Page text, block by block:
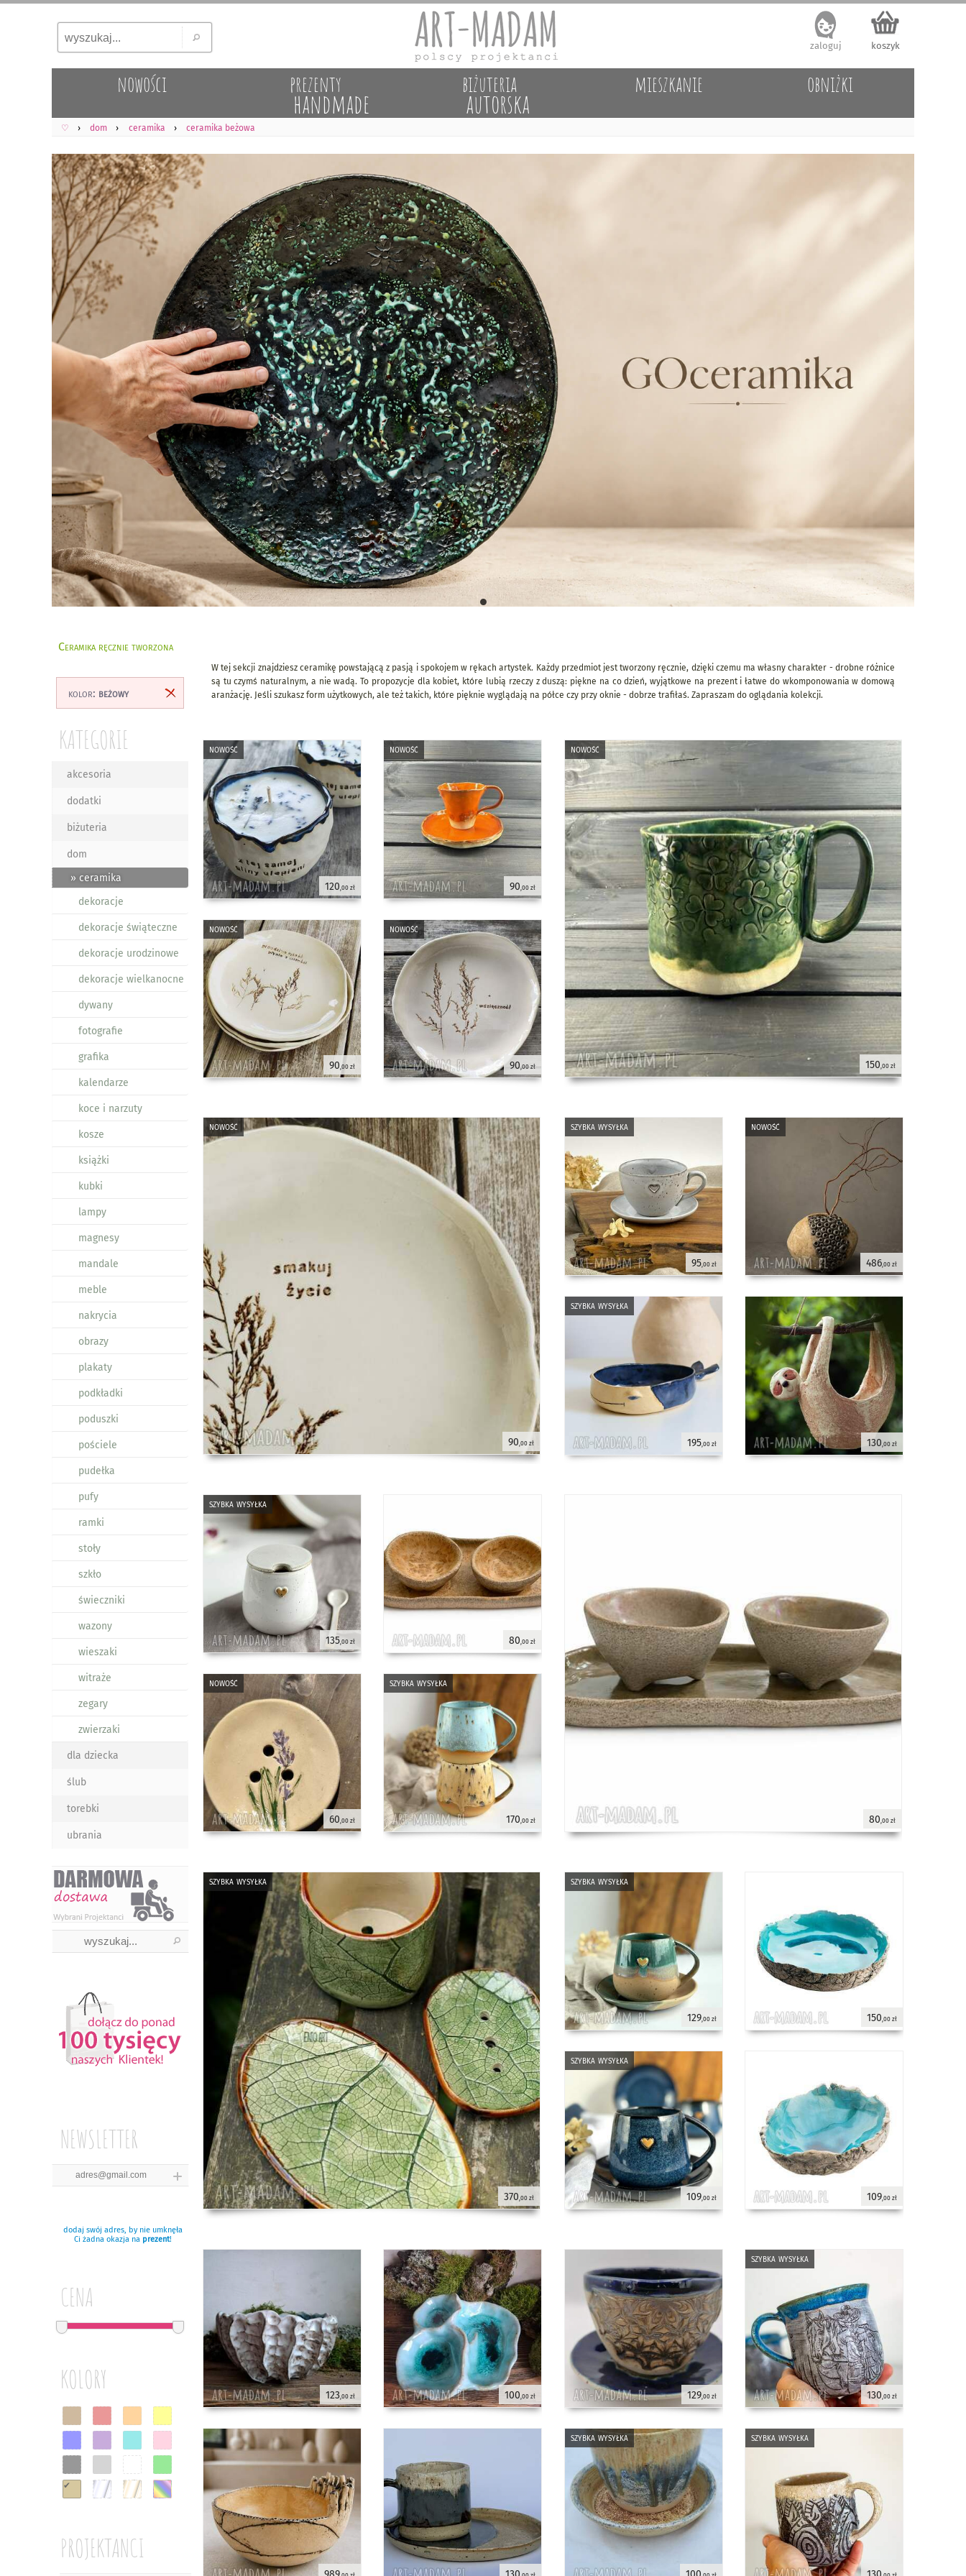
koszyk
zaloguj
nowości prezenty
handmade
biżuteria
autorska
mieszkanie obniżki
♡ dom ceramika ceramika beżowa
Ceramika ręcznie tworzona
kolor: beżowy
KATEGORIE
akcesoria
dodatki
biżuteria
dom
» ceramika
dekoracje
dekoracje świąteczne
dekoracje urodzinowe
dekoracje wielkanocne
dywany
fotografie
grafika
kalendarze
koce i narzuty
kosze
książki
kubki
lampy
magnesy
mandale
meble
nakrycia
obrazy
plakaty
podkładki
poduszki
pościele
pudełka
pufy
ramki
stoły
szkło
świeczniki
wazony
wieszaki
witraże
zegary
zwierzaki
dla dziecka
ślub
torebki
ubrania
NEWSLETTER
dodaj swój adres, by nie umknęła
Ci żadna okazja na prezent!
CENA
KOLORY
✔
PROJEKTANCI
W tej sekcji znajdziesz ceramikę powstającą z pasją i spokojem w rękach artystek. Każdy przedmiot jest tworzony ręcznie, dzięki czemu ma własny charakter - drobne różnice
są tu czymś naturalnym, a nie wadą. To propozycje dla kobiet, które lubią rzeczy z duszą: piękne na co dzień, wyjątkowe na prezent i łatwe do wkomponowania w domową
aranżację. Jeśli szukasz form użytkowych, ale też takich, które pięknie wyglądają na półce czy przy oknie - dobrze trafiłaś. Zapraszam do oglądania kolekcji.
nowość
120,00 zł
nowość
90,00 zł
nowość
90,00 zł
nowość
90,00 zł
nowość
150,00 zł
nowość
90,00 zł
szybka wysyłka
95,00 zł
nowość
486,00 zł
szybka wysyłka
195,00 zł 130 ,00 zł
szybka wysyłka
135,00 zł 80,00 zł
nowość
60,00 zł
szybka wysyłka
170,00 zł 80,00 zł
szybka wysyłka
370,00 zł
szybka wysyłka
129,00 zł 150,00 zł
szybka wysyłka
109,00 zł 109,00 zł
123,00 zł 100,00 zł 129,00 zł
szybka wysyłka
130,00 zł
szybka wysyłka szybka wysyłka